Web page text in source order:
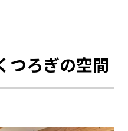
つろぎの空間